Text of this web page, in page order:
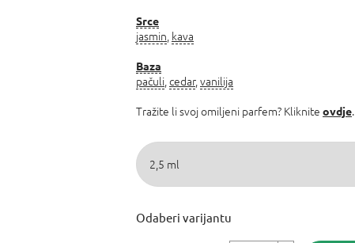
Odaberi varijantu
Srce
jasmin kava
Baza
pačuli cedar, vanilija
Tražite li svoj omiljeni parfem? Kliknite ovdje.